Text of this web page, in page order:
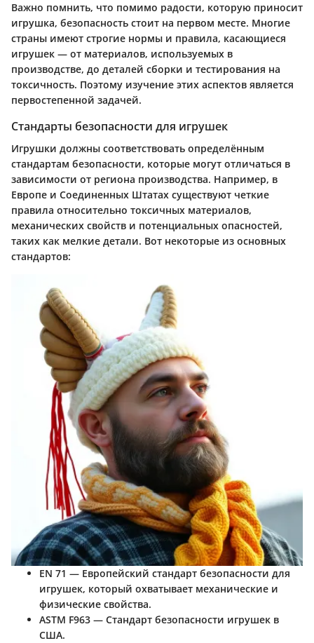
Важно помнить, что помимо радости, которую приносит
игрушка, безопасность стоит на первом месте. Многие
страны имеют строгие нормы и правила, касающиеся
игрушек — от материалов, используемых в
производстве, до деталей сборки и тестирования на
токсичность. Поэтому изучение этих аспектов является
первостепенной задачей.
Стандарты безопасности для игрушек
Игрушки должны соответствовать определённым
стандартам безопасности, которые могут отличаться в
зависимости от региона производства. Например, в
Европе и Соединенных Штатах существуют четкие
правила относительно токсичных материалов,
механических свойств и потенциальных опасностей,
таких как мелкие детали. Вот некоторые из основных
стандартов:
EN 71 — Европейский стандарт безопасности для
игрушек, который охватывает механические и
физические свойства.
ASTM F963 — Стандарт безопасности игрушек в
США.